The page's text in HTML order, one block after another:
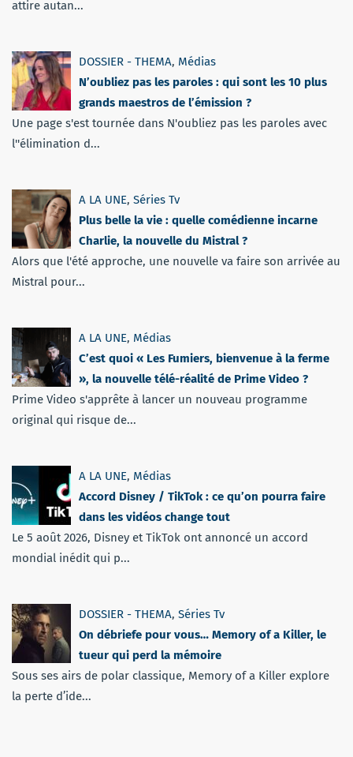
attire autan...
DOSSIER - THEMA, Médias
N’oubliez pas les paroles : qui sont les 10 plus
grands maestros de l’émission ?
Une page s'est tournée dans N'oubliez pas les paroles avec
l''élimination d...
A LA UNE, Séries Tv
Plus belle la vie : quelle comédienne incarne
Charlie, la nouvelle du Mistral ?
Alors que l'été approche, une nouvelle va faire son arrivée au
Mistral pour...
A LA UNE, Médias
C’est quoi « Les Fumiers, bienvenue à la ferme
», la nouvelle télé-réalité de Prime Video ?
Prime Video s'apprête à lancer un nouveau programme
original qui risque de...
A LA UNE, Médias
Accord Disney / TikTok : ce qu’on pourra faire
dans les vidéos change tout
Le 5 août 2026, Disney et TikTok ont annoncé un accord
mondial inédit qui p...
DOSSIER - THEMA, Séries Tv
On débriefe pour vous… Memory of a Killer, le
tueur qui perd la mémoire
Sous ses airs de polar classique, Memory of a Killer explore
la perte d’ide...